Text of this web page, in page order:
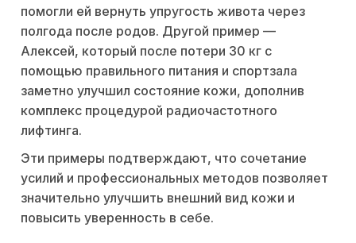
помогли ей вернуть упругость живота через
полгода после родов. Другой пример —
Алексей, который после потери 30 кг с
помощью правильного питания и спортзала
заметно улучшил состояние кожи, дополнив
комплекс процедурой радиочастотного
лифтинга.
Эти примеры подтверждают, что сочетание
усилий и профессиональных методов позволяет
значительно улучшить внешний вид кожи и
повысить уверенность в себе.